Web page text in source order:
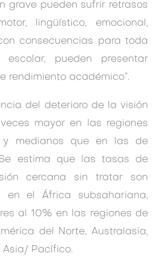
grave pueden sufrir retrasos
lingüístico, emocional,
consecuencias para toda
pueden presentar
rendimiento académico”.
del deterioro de la visión
mayor en las regiones
y medianos que en las de
estima que las tasas de
cercana sin tratar son
en el África subsahariana,
al 10% en las regiones de
del Norte, Australasia,
Asia/ Pacífico.